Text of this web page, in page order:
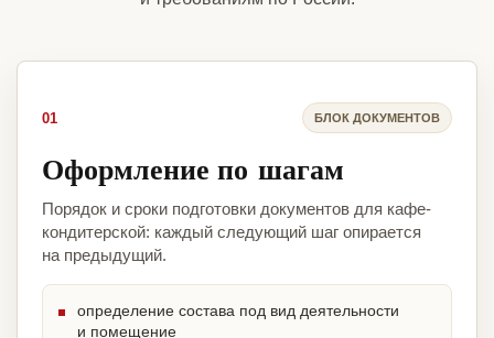
01 БЛОК ДОКУМЕНТОВ
Оформление по шагам
Порядок и сроки подготовки документов для кафе-
кондитерской: каждый следующий шаг опирается
на предыдущий.
определение состава под вид деятельности
и помещение